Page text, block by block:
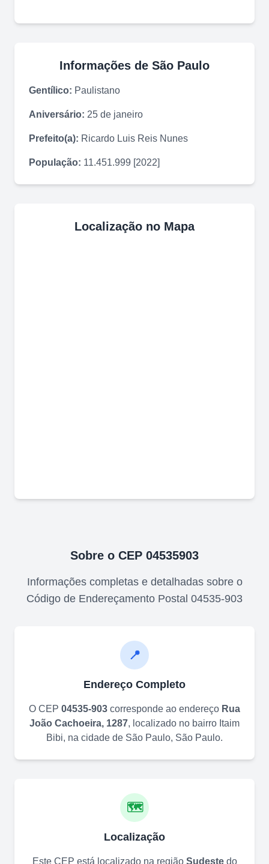
Informações de São Paulo
Gentílico: Paulistano
Aniversário: 25 de janeiro
Prefeito(a): Ricardo Luis Reis Nunes
População: 11.451.999 [2022]
Localização no Mapa
Sobre o CEP 04535903
Informações completas e detalhadas sobre o
Código de Endereçamento Postal 04535-903
📍
Endereço Completo
O CEP 04535-903 corresponde ao endereço Rua
João Cachoeira, 1287, localizado no bairro Itaim
Bibi, na cidade de São Paulo, São Paulo.
🗺️
Localização
Este CEP está localizado na região Sudestedo